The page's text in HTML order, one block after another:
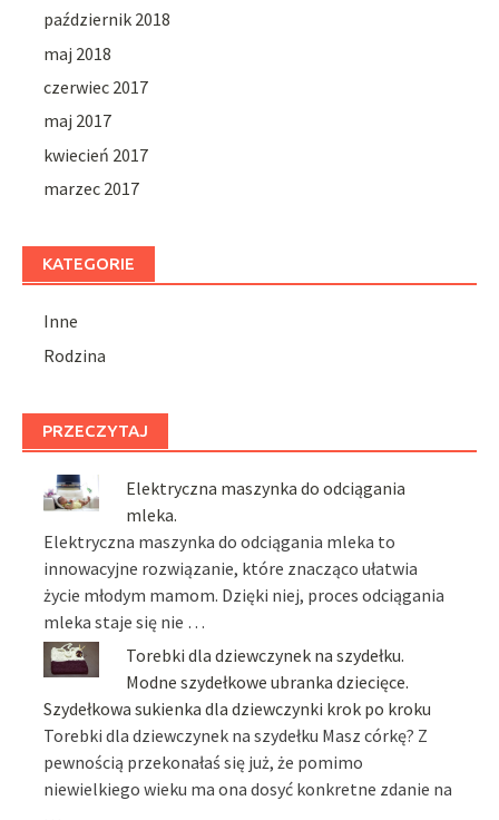
październik 2018
maj 2018
czerwiec 2017
maj 2017
kwiecień 2017
marzec 2017
KATEGORIE
Inne
Rodzina
PRZECZYTAJ
Elektryczna maszynka do odciągania
mleka.
Elektryczna maszynka do odciągania mleka to
innowacyjne rozwiązanie, które znacząco ułatwia
życie młodym mamom. Dzięki niej, proces odciągania
mleka staje się nie …
Torebki dla dziewczynek na szydełku.
Modne szydełkowe ubranka dziecięce.
Szydełkowa sukienka dla dziewczynki krok po kroku
Torebki dla dziewczynek na szydełku Masz córkę? Z
pewnością przekonałaś się już, że pomimo
niewielkiego wieku ma ona dosyć konkretne zdanie na